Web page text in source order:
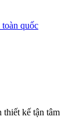
quốc
kế tận tâm